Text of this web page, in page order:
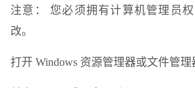
注意： 您必须拥有计算机管理员
改。
打开 Windows 资源管理器或文件管理